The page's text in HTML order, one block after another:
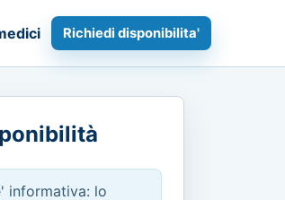
Richiedi disponibilita'
informativa: lo